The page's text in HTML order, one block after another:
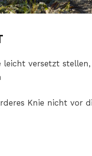
leicht versetzt
Knie nicht vor